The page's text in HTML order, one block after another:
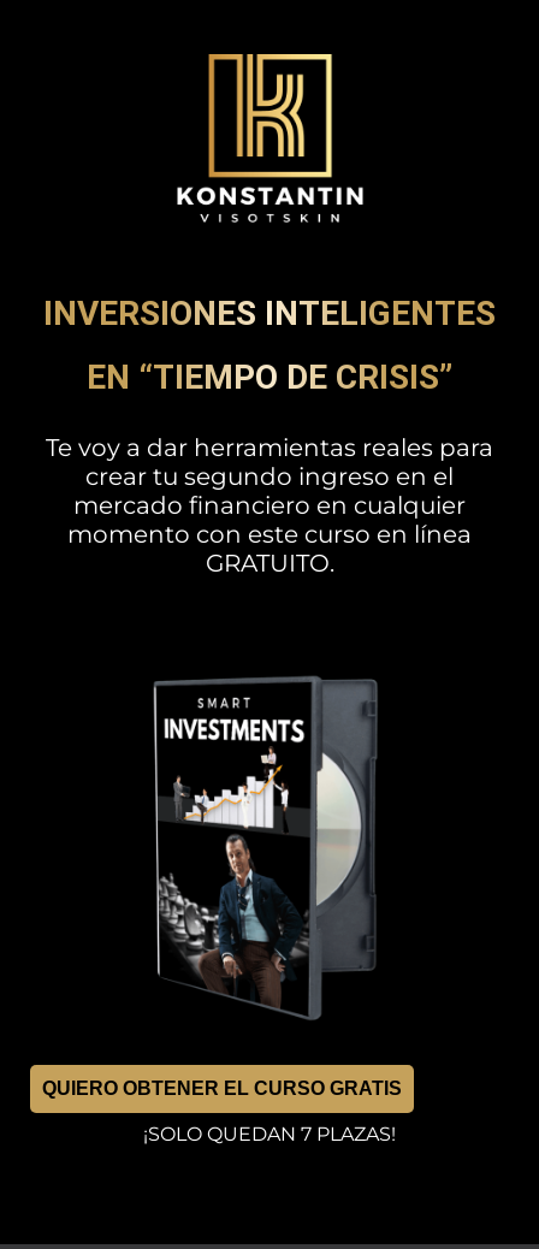
INVERSIONES INTELIGENTES
EN “TIEMPO DE CRISIS”
Te voy a dar herramientas reales para
crear tu segundo ingreso en el
mercado financiero en cualquier
momento con este curso en línea
GRATUITO.
QUIERO OBTENER EL CURSO GRATIS
¡SOLO QUEDAN 7 PLAZAS!